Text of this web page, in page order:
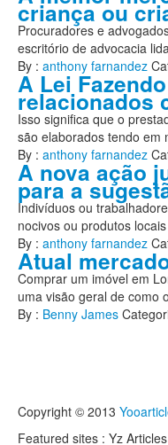
criança ou
Procuradores e
escritório de advocacia
By : anthony farnandez
A Lei
relacionados
Isso significa que o
são elaborados tendo em
By : anthony farnandez
A nova ação
para a
Indivíduos ou
nocivos ou produtos
By : anthony farnandez
Atual
Comprar um imóvel em
uma visão geral de como
By : Benny James
Copyright © 2013
Featured sites : Yz